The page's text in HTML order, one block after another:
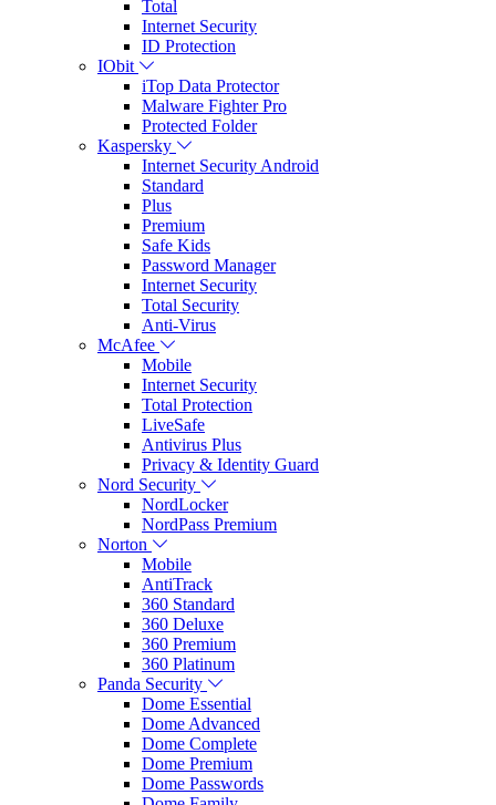
Total
Internet Security
ID Protection
IObit
iTop Data Protector
Malware Fighter Pro
Protected Folder
Kaspersky
Internet Security Android
Standard
Plus
Premium
Safe Kids
Password Manager
Internet Security
Total Security
Anti-Virus
McAfee
Mobile
Internet Security
Total Protection
LiveSafe
Antivirus Plus
Privacy & Identity Guard
Nord Security
NordLocker
NordPass Premium
Norton
Mobile
AntiTrack
360 Standard
360 Deluxe
360 Premium
360 Platinum
Panda Security
Dome Essential
Dome Advanced
Dome Complete
Dome Premium
Dome Passwords